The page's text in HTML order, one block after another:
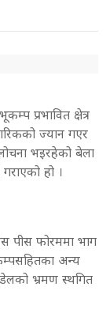
प्रभावित क्षेत्र
ज्यान गएर
भइरहेको बेला
हो ।
पीस फोरममा भाग
अन्य
भ्रमण स्थगित